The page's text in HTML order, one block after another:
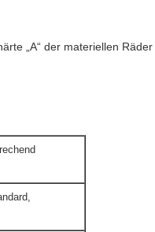
„A“ der materiellen